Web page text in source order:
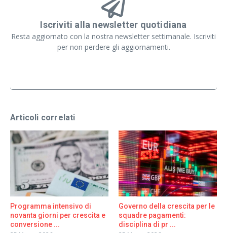
Iscriviti alla newsletter quotidiana
Resta aggiornato con la nostra newsletter settimanale. Iscriviti
per non perdere gli aggiornamenti.
Articoli correlati
Programma intensivo di
novanta giorni per crescita e
conversione ...
Governo della crescita per le
squadre pagamenti:
disciplina di pr ...